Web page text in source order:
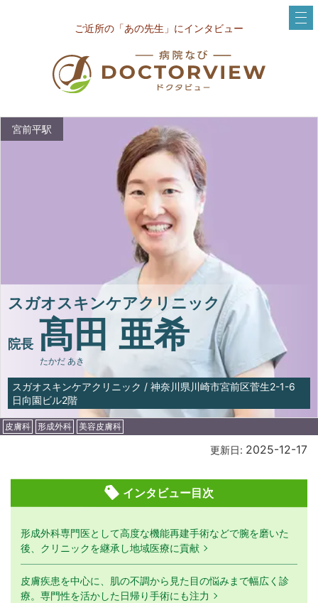
ご近所の「あの先生」にインタビュー
宮前平駅
スガオスキンケアクリニック
院長 髙田 亜希
たかだ あき
スガオスキンケアクリニック / 神奈川県川崎市宮前区菅生2-1-6
日向園ビル2階
皮膚科 形成外科 美容皮膚科
更新日: 2025-12-17
インタビュー目次
形成外科専門医として高度な機能再建手術などで腕を磨いた
後、クリニックを継承し地域医療に貢献
皮膚疾患を中心に、肌の不調から見た目の悩みまで幅広く診
療。専門性を活かした日帰り手術にも注力